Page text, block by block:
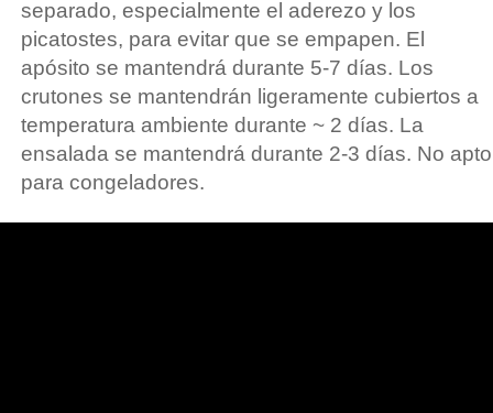
separado, especialmente el aderezo y los
picatostes, para evitar que se empapen. El
apósito se mantendrá durante 5-7 días. Los
crutones se mantendrán ligeramente cubiertos a
temperatura ambiente durante ~ 2 días. La
ensalada se mantendrá durante 2-3 días. No apto
para congeladores.